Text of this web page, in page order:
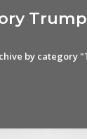
by category